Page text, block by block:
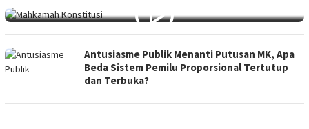
Antusiasme Publik Menanti Putusan MK, Apa
Beda Sistem Pemilu Proporsional Tertutup
dan Terbuka?